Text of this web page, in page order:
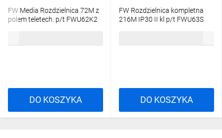
FW Media Rozdzielnica 72M z
polem teletech. p/t FWU62K2
DO KOSZYKA
FW Rozdzielnica kompletna
216M IP30 II kl p/t FWU63S
DO KOSZYKA